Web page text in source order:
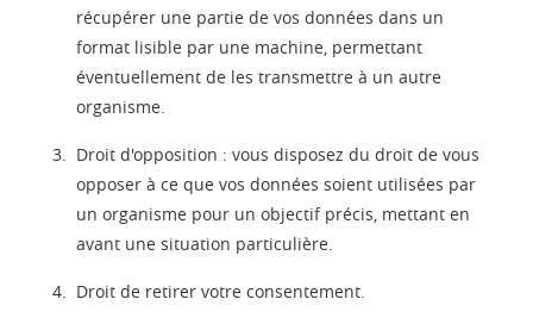
récupérer une partie de vos données dans un
format lisible par une machine, permettant
éventuellement de les transmettre à un autre
organisme.
Droit d'opposition : vous disposez du droit de vous
opposer à ce que vos données soient utilisées par
un organisme pour un objectif précis, mettant en
avant une situation particulière.
Droit de retirer votre consentement.